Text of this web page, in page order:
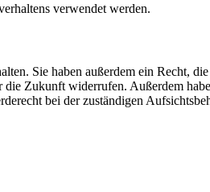
verwendet werden.
Sie haben außerdem ein Recht,
Zukunft widerrufen. Außerdem
bei der zuständigen